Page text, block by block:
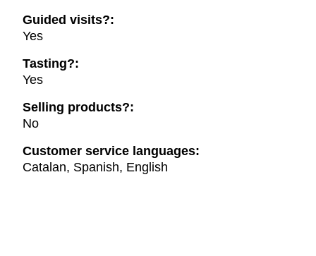
Guided visits?:
Yes
Tasting?:
Yes
Selling products?:
No
Customer service languages:
Catalan, Spanish, English